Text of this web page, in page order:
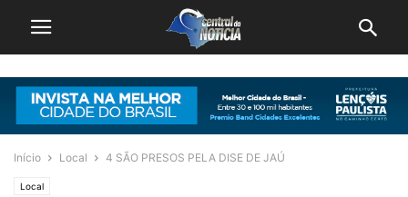
Início Local 4 SÃO PRESOS PELA DISE DE JAÚ
Local